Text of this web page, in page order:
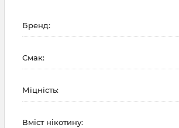
Бренд:
Смак:
Міцність:
Вміст нікотину: